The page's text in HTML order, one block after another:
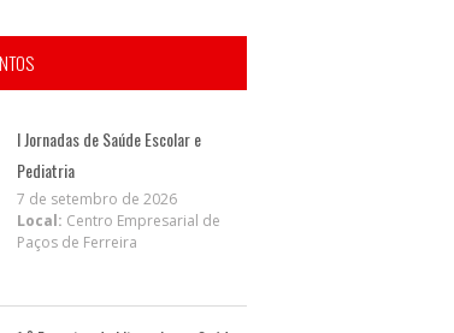
I Jornadas de Saúde Escolar e
Pediatria
7 de setembro de 2026
Local: Centro Empresarial de
Paços de Ferreira